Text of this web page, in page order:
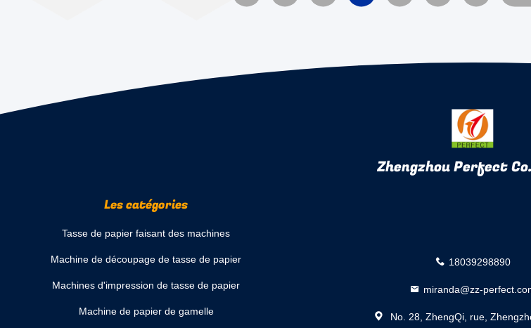
Zhengzhou Perfect
Les catégories
Tasse de papier faisant des machines
Machine de découpage de tasse de papier
Machines d'impression de tasse de papier
Machine de papier de gamelle
18039298890
miranda@zz-
No. 28, ZhengQi, rue,